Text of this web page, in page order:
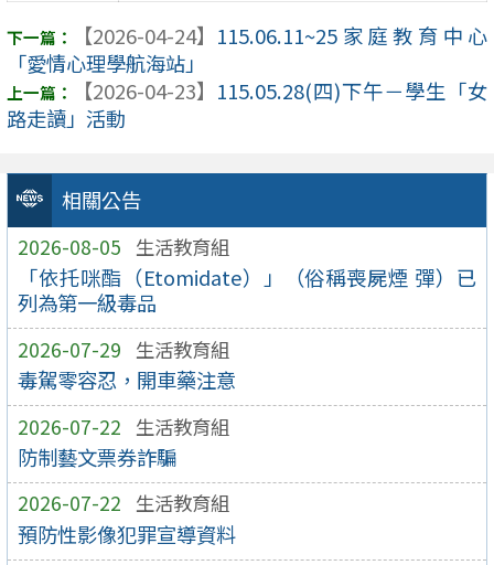
相關公告
2026-08-05 生活教育組
「依托咪酯（Etomidate）」（俗稱喪屍煙 彈）已
列為第一級毒品
2026-07-29 生活教育組
毒駕零容忍，開車藥注意
2026-07-22 生活教育組
防制藝文票券詐騙
2026-07-22 生活教育組
預防性影像犯罪宣導資料
【2026-04-24】 115.06.11~25家庭教育中心
「愛情心理學航海站」
【2026-04-23】 115.05.28(四)下午－學生「女
路走讀」活動